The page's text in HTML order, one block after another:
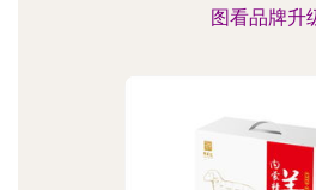
图看品牌升